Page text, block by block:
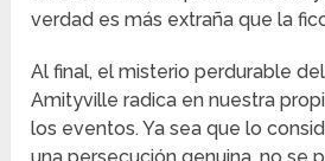
verdad es más extraña que la
Al final, el misterio perdurable
Amityville radica en nuestra
los eventos. Ya sea que lo